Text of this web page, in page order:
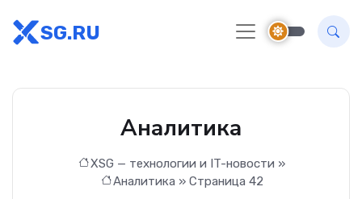
SG.RU
Аналитика
XSG — технологии и IT-новости »
Аналитика » Страница 42